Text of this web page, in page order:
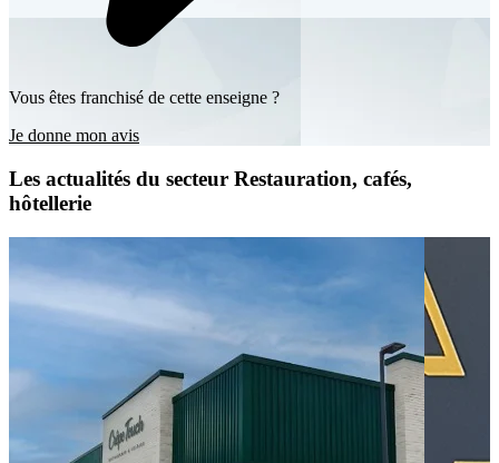
Vous êtes franchisé de cette enseigne ?
Je donne mon avis
Les actualités du secteur Restauration, cafés,
hôtellerie